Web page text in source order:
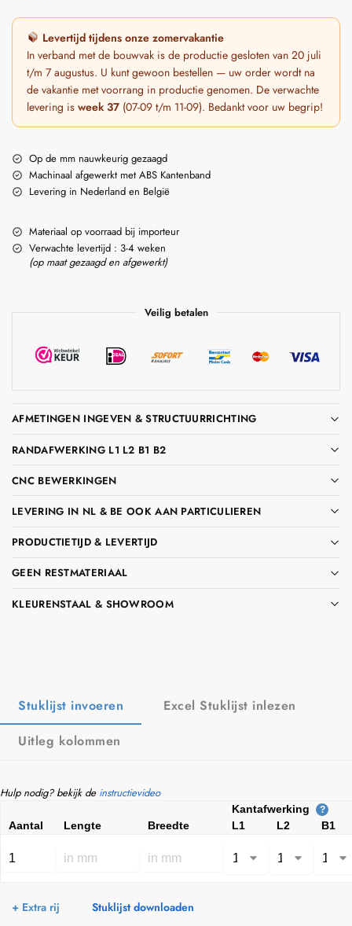
Levertijd tijdens onze zomervakantie
In verband met de bouwvak is de productie gesloten van 20 juli
t/m 7 augustus. U kunt gewoon bestellen — uw order wordt na
de vakantie met voorrang in productie genomen. De verwachte
levering is week 37 (07-09 t/m 11-09). Bedankt voor uw begrip!
Op de mm nauwkeurig gezaagd
Machinaal afgewerkt met ABS Kantenband
Levering in Nederland en België
Materiaal op voorraad bij importeur
Verwachte levertijd : 3-4 weken
(op maat gezaagd en afgewerkt)
Veilig betalen
AFMETINGEN INGEVEN & STRUCTUURRICHTING
RANDAFWERKING L1 L2 B1 B2
CNC BEWERKINGEN
LEVERING IN NL & BE OOK AAN PARTICULIEREN
PRODUCTIETIJD & LEVERTIJD
GEEN RESTMATERIAAL
KLEURENSTAAL & SHOWROOM
Stuklijst invoeren
Excel Stuklijst inlezen
Uitleg kolommen
Hulp nodig? bekijk de instructievideo
Kantafwerking ?
Aantal Lengte Breedte L1 L2 B1
+ Extra rij Stuklijst downloaden